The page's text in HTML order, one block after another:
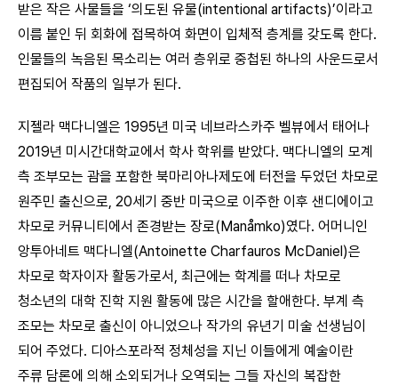
받은 작은 사물들을 ‘의도된 유물(intentional artifacts)’이라고
이름 붙인 뒤 회화에 접목하여 화면이 입체적 층계를 갖도록 한다.
인물들의 녹음된 목소리는 여러 층위로 중첩된 하나의 사운드로서
편집되어 작품의 일부가 된다.
지젤라 맥다니엘은 1995년 미국 네브라스카주 벨뷰에서 태어나
2019년 미시간대학교에서 학사 학위를 받았다. 맥다니엘의 모계
측 조부모는 괌을 포함한 북마리아나제도에 터전을 두었던 차모로
원주민 출신으로, 20세기 중반 미국으로 이주한 이후 샌디에이고
차모로 커뮤니티에서 존경받는 장로(Manåmko)였다. 어머니인
앙투아네트 맥다니엘(Antoinette Charfauros McDaniel)은
차모로 학자이자 활동가로서, 최근에는 학계를 떠나 차모로
청소년의 대학 진학 지원 활동에 많은 시간을 할애한다. 부계 측
조모는 차모로 출신이 아니었으나 작가의 유년기 미술 선생님이
되어 주었다. 디아스포라적 정체성을 지닌 이들에게 예술이란
주류 담론에 의해 소외되거나 오역되는 그들 자신의 복잡한